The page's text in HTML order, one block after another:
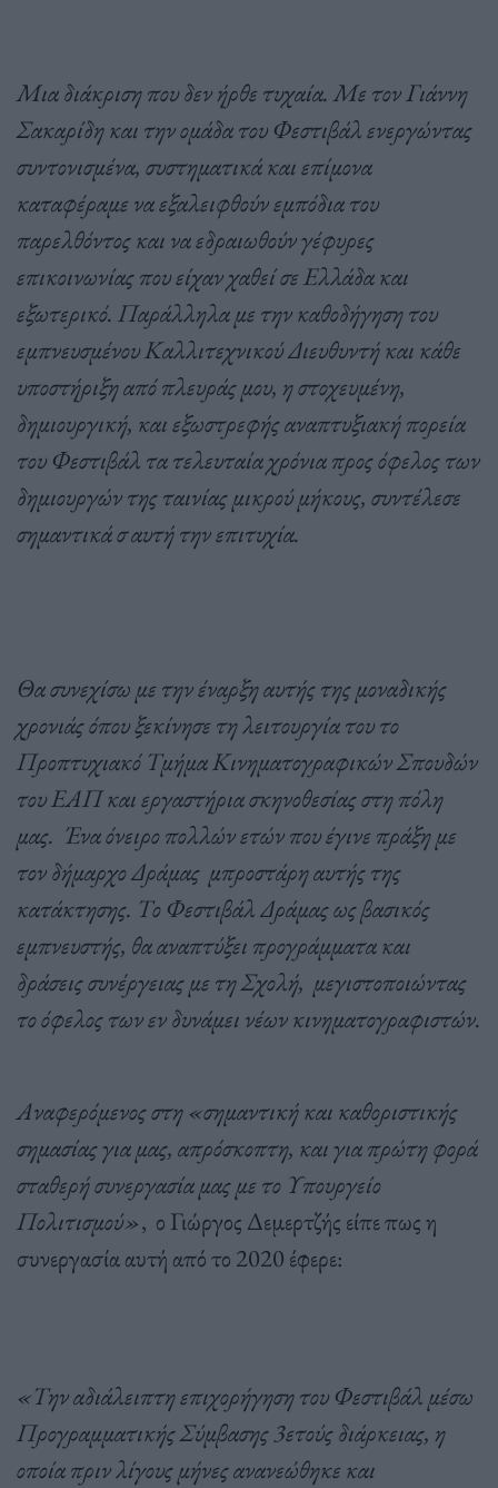
Μια διάκριση που δεν ήρθε τυχαία. Με τον Γιάννη
Σακαρίδη και την ομάδα του Φεστιβάλ ενεργώντας
συντονισμένα, συστηματικά και επίμονα
καταφέραμε να εξαλειφθούν εμπόδια του
παρελθόντος και να εδραιωθούν γέφυρες
επικοινωνίας που είχαν χαθεί σε Ελλάδα και
εξωτερικό. Παράλληλα με την καθοδήγηση του
εμπνευσμένου Καλλιτεχνικού Διευθυντή και κάθε
υποστήριξη από πλευράς μου, η στοχευμένη,
δημιουργική, και εξωστρεφής αναπτυξιακή πορεία
του Φεστιβάλ τα τελευταία χρόνια προς όφελος των
δημιουργών της ταινίας μικρού μήκους, συντέλεσε
σημαντικά σ αυτή την επιτυχία.
Θα συνεχίσω με την έναρξη αυτής της μοναδικής
χρονιάς όπου ξεκίνησε τη λειτουργία του το
Προπτυχιακό Τμήμα Κινηματογραφικών Σπουδών
του ΕΑΠ και εργαστήρια σκηνοθεσίας στη πόλη
μας. Ένα όνειρο πολλών ετών που έγινε πράξη με
τον δήμαρχο Δράμας μπροστάρη αυτής της
κατάκτησης. Το Φεστιβάλ Δράμας ως βασικός
εμπνευστής, θα αναπτύξει προγράμματα και
δράσεις συνέργειας με τη Σχολή, μεγιστοποιώντας
το όφελος των εν δυνάμει νέων κινηματογραφιστών.
Αναφερόμενος στη «σημαντική και καθοριστικής
σημασίας για μας, απρόσκοπτη, και για πρώτη φορά
σταθερή συνεργασία μας με το Υπουργείο
Πολιτισμού», ο Γιώργος Δεμερτζής είπε πως η
συνεργασία αυτή από το 2020 έφερε:
«Την αδιάλειπτη επιχορήγηση του Φεστιβάλ μέσω
Προγραμματικής Σύμβασης 3ετούς διάρκειας, η
οποία πριν λίγους μήνες ανανεώθηκε και